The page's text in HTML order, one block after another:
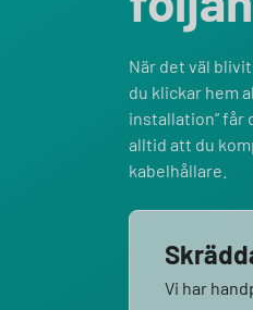
När det väl
du klickar hem
installation” får
alltid att du
kabelhållare.
Vi har